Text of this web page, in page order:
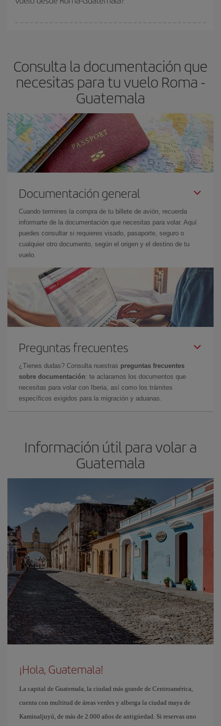
Consulta la documentación que
necesitas para tu vuelo Roma -
Guatemala
Documentación general
Cuando termines la compra de tu billete de avión, recuerda
informarte de la documentación que necesitas para volar. Aquí
puedes consultar si requieres visado, pasaporte, seguro o
cualquier otro documento, según el origen y el destino de tu
vuelo.
Preguntas frecuentes
¿Tienes dudas? Consulta nuestras preguntas frecuentes
sobre documentación: te aclaramos los documentos que
necesitas para volar con Iberia, así como los trámites
específicos exigidos para la migración y aduanas.
Información útil para volar a
Guatemala
¡Hola, Guatemala!
La capital de Guatemala, la ciudad más grande de Centroamérica,
cuenta con multitud de áreas verdes y alberga la ciudad maya de
Kaminaljuyú, de más de 2.000 años de antigüedad. Si reservas uno